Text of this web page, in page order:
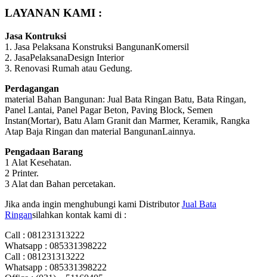
LAYANAN KAMI :
Jasa Kontruksi
1. Jasa Pelaksana Konstruksi BangunanKomersil
2. JasaPelaksanaDesign Interior
3. Renovasi Rumah atau Gedung.
Perdagangan
material Bahan Bangunan: Jual Bata Ringan Batu, Bata Ringan,
Panel Lantai, Panel Pagar Beton, Paving Block, Semen
Instan(Mortar), Batu Alam Granit dan Marmer, Keramik, Rangka
Atap Baja Ringan dan material BangunanLainnya.
Pengadaan Barang
1 Alat Kesehatan.
2 Printer.
3 Alat dan Bahan percetakan.
Jika anda ingin menghubungi kami DistributorJual Bata
Ringansilahkan kontak kami di :
Call : 081231313222
Whatsapp : 085331398222
Call : 081231313222
Whatsapp : 085331398222